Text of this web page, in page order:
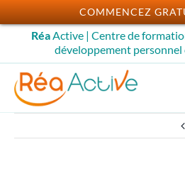
Passer
au
contenu
RéaActive | Centre de
développement
COMMENCEZ